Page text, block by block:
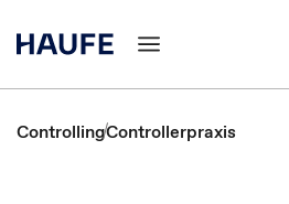
ControllingControllerpraxis